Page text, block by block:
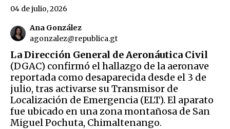
Ana González
agonzalez@republica.gt
04 de julio, 2026
La Dirección General de Aeronáutica Civil
(DGAC) confirmó el hallazgo de la aeronave
reportada como desaparecida desde el 3 de
julio, tras activarse su Transmisor de
Localización de Emergencia (ELT). El aparato
fue ubicado en una zona montañosa de San
Miguel Pochuta, Chimaltenango.